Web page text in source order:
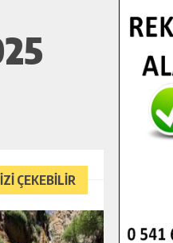
ÇEKEBİLİR